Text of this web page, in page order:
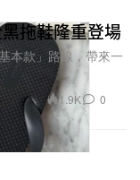
拖鞋隆重登場
本款」路線，帶來一
1.9K 0